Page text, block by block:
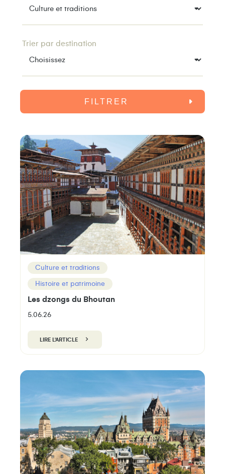
Trier par destination
FILTRER
Culture et traditions
Histoire et patrimoine
Les dzongs du Bhoutan
5.06.26
LIRE L'ARTICLE